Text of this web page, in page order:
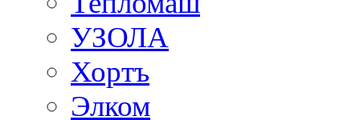
УЗОЛА
Хортъ
Элком